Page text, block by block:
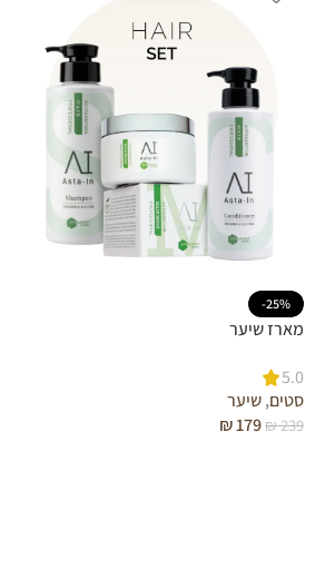
-25%
מארז שיער
5.0
סטים,שיער
₪239
₪179